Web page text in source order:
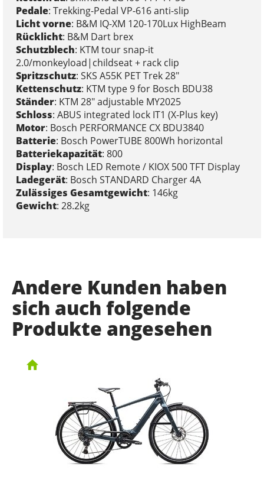
Pedale: Trekking-Pedal VP-616 anti-slip
Licht vorne: B&M IQ-XM 120-170Lux HighBeam
Rücklicht: B&M Dart brex
Schutzblech: KTM tour snap-it
2.0/monkeyload|childseat + rack clip
Spritzschutz: SKS A55K PET Trek 28"
Kettenschutz: KTM type 9 for Bosch BDU38
Ständer: KTM 28" adjustable MY2025
Schloss: ABUS integrated lock IT1 (X-Plus key)
Motor: Bosch PERFORMANCE CX BDU3840
Batterie: Bosch PowerTUBE 800Wh horizontal
Batteriekapazität: 800
Display: Bosch LED Remote / KIOX 500 TFT Display
Ladegerät: Bosch STANDARD Charger 4A
Zulässiges Gesamtgewicht: 146kg
Gewicht: 28.2kg
Andere Kunden haben
sich auch folgende
Produkte angesehen